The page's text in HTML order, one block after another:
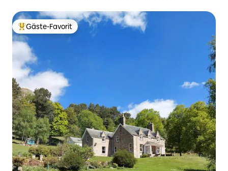
Beliebter Gäste-Favorit.
Gäste-Favorit